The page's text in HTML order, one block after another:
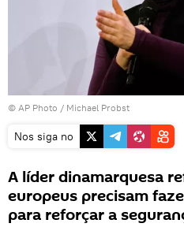
© AP Photo / Michael Probst
Nos siga no
A líder dinamarquesa
europeus precisam
para reforçar a